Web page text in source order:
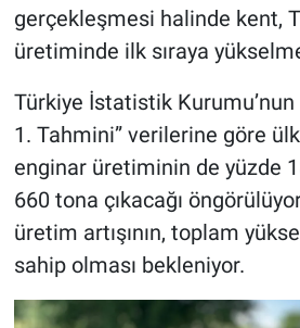
gerçekleşmesi halinde kent,
üretiminde ilk sıraya
Türkiye İstatistik
1. Tahmini” verilerine göre
enginar üretiminin de yüzde
660 tona çıkacağı
üretim artışının, toplam
sahip olması bekleniyor.